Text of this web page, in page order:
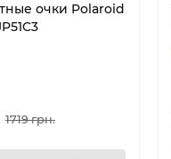
очки Polaroid
1719 грн.